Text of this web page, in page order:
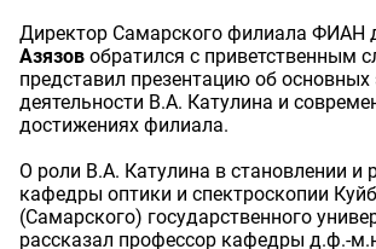
Директор Самарского филиала ФИАН
Азязов обратился с приветственным
представил презентацию об основных
деятельности В.А. Катулина и
достижениях филиала.
О роли В.А. Катулина в становлении и
кафедры оптики и спектроскопии
(Самарского) государственного
рассказал профессор кафедры д.ф.-